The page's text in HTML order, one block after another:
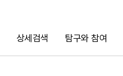
상세검색 탐구와 참여
검색